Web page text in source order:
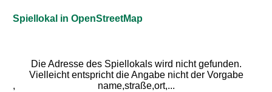
Spiellokal in OpenStreetMap
Die Adresse des Spiellokals wird nicht gefunden.
Vielleicht entspricht die Angabe nicht der Vorgabe
name,straße,ort,...
,